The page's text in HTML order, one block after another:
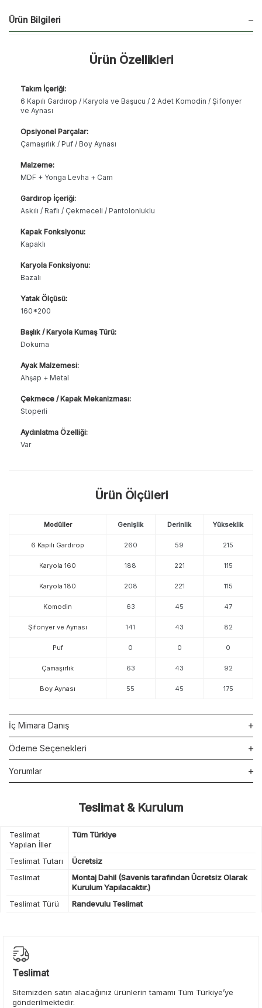
Ürün Bilgileri
Ürün Özellikleri
Takım İçeriği:
6 Kapılı Gardırop / Karyola ve Başucu / 2 Adet Komodin / Şifonyer
ve Aynası
Opsiyonel Parçalar:
Çamaşırlık / Puf / Boy Aynası
Malzeme:
MDF + Yonga Levha + Cam
Gardırop İçeriği:
Askılı / Raflı / Çekmeceli / Pantolonluklu
Kapak Fonksiyonu:
Kapaklı
Karyola Fonksiyonu:
Bazalı
Yatak Ölçüsü:
160*200
Başlık / Karyola Kumaş Türü:
Dokuma
Ayak Malzemesi:
Ahşap + Metal
Çekmece / Kapak Mekanizması:
Stoperli
Aydınlatma Özelliği:
Var
Ürün Ölçüleri
Modüller Genişlik Derinlik Yükseklik
6 Kapılı Gardırop 260 59 215
Karyola 160 188 221 115
Karyola 180 208 221 115
Komodin 63 45 47
Şifonyer ve Aynası 141 43 82
Puf 0 0 0
Çamaşırlık 63 43 92
Boy Aynası 55 45 175
İç Mimara Danış
Ödeme Seçenekleri
Yorumlar
Teslimat & Kurulum
Teslimat
Yapılan İller
Tüm Türkiye
Teslimat Tutarı
Ücretsiz
Teslimat
Montaj Dahil (Savenis tarafından Ücretsiz Olarak
Kurulum Yapılacaktır.)
Teslimat Türü
Randevulu Teslimat
Teslimat
Sitemizden satın alacağınız ürünlerin tamamı Tüm Türkiye’ye
gönderilmektedir.